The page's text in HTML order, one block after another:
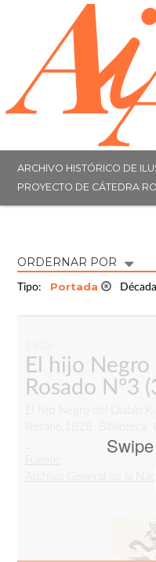
ARCHIVO HISTÓRICO DE
PROYECTO DE CÁTEDRA
ORDERNAR POR
Tipo: Portada
El hijo
Rosado Nº3
El hijo Negro del Diablo
literario,1828. Biblioteca.
Archivo General de la